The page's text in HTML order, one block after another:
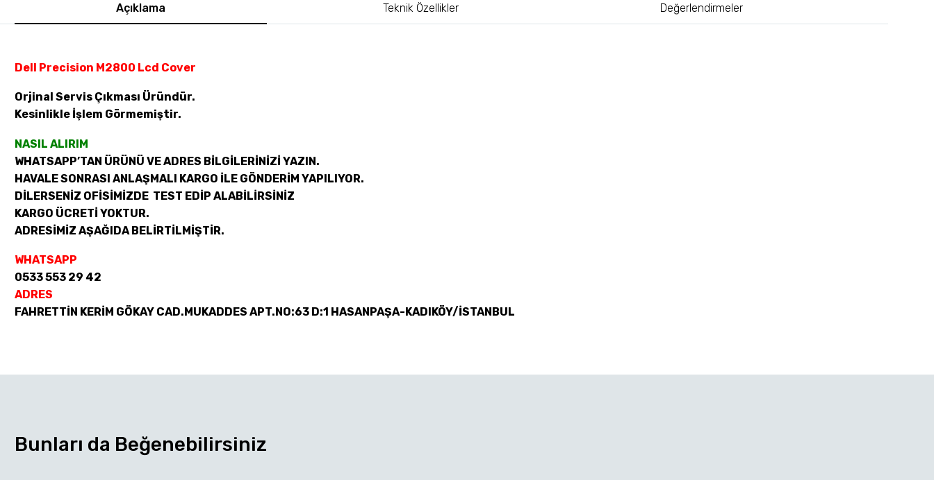
Açıklama Teknik Özellikler Değerlendirmeler
Dell Precision M2800 Lcd Cover
Orjinal Servis Çıkması Üründür.
Kesinlikle İşlem Görmemiştir.
NASIL ALIRIM
WHATSAPP’TAN ÜRÜNÜ VE ADRES BİLGİLERİNİZİ YAZIN.
HAVALE SONRASI ANLAŞMALI KARGO İLE GÖNDERİM YAPILIYOR.
DİLERSENİZ OFİSİMİZDE TEST EDİP ALABİLİRSİNİZ
KARGO ÜCRETİ YOKTUR.
ADRESİMİZ AŞAĞIDA BELİRTİLMİŞTİR.
WHATSAPP
0533 553 29 42
ADRES
FAHRETTİN KERİM GÖKAY CAD.MUKADDES APT.NO:63 D:1 HASANPAŞA-KADIKÖY/İSTANBUL
Bunları da Beğenebilirsiniz